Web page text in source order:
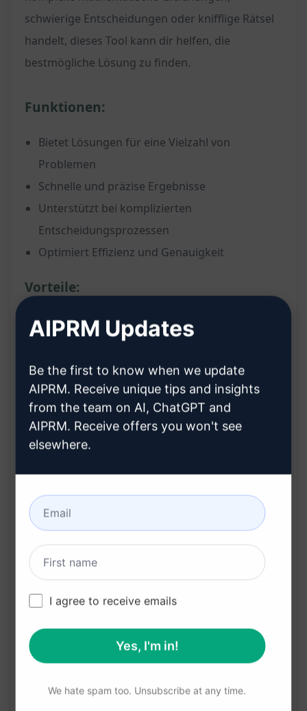
schwierige Entscheidungen oder knifflige Rätsel
handelt, dieses Tool kann dir helfen, die
bestmögliche Lösung zu finden.
Funktionen:
Bietet Lösungen für eine Vielzahl von
Problemen
Schnelle und präzise Ergebnisse
Unterstützt bei komplizierten
Entscheidungsprozessen
Optimiert Effizienz und Genauigkeit
Vorteile:
Spart Zeit und Mühe bei der Problemlösung
Hilft, die besten Entscheidungen zu treffen
Bietet sofortige Unterstützung, wenn du
feststeckst
Fördert kritisches Denken und
Problemlösungsfähigkeiten
Mit dem "Best Solution Solver" kannst du sicher
sein, dass du stets auf eine zuverlässige Lösung
zählen kannst. Lass dieses leistungsfähige Tool
deine Probleme lösen und führe dich auf den
"Probiere diesen Assistenten auf ChatGPT aus"
In Claude ausprobi
In ChatGPT ausprobi
Be the first to know when we update
from the team on AI, ChatGPT and
AIPRM. Receive offers you won't see
elsewhere.
I agree to receive emails
Yes, I'm in!
Go away, box!